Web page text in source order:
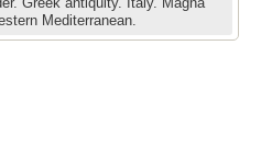
Mediterranean.